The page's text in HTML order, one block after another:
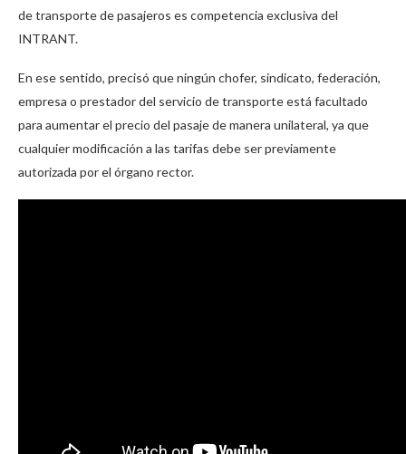
de transporte de pasajeros es competencia exclusiva del
INTRANT.
En ese sentido, precisó que ningún chofer, sindicato, federación,
empresa o prestador del servicio de transporte está facultado
para aumentar el precio del pasaje de manera unilateral, ya que
cualquier modificación a las tarifas debe ser previamente
autorizada por el órgano rector.